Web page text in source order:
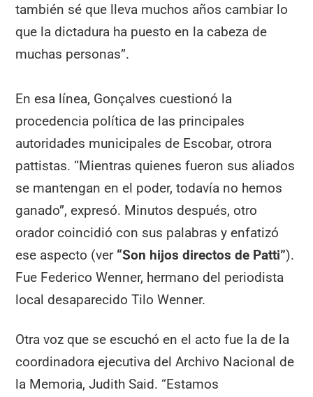
también sé que lleva muchos años cambiar lo
que la dictadura ha puesto en la cabeza de
muchas personas”.
En esa línea, Gonçalves cuestionó la
procedencia política de las principales
autoridades municipales de Escobar, otrora
pattistas. “Mientras quienes fueron sus aliados
se mantengan en el poder, todavía no hemos
ganado”, expresó. Minutos después, otro
orador coincidió con sus palabras y enfatizó
ese aspecto (ver “Son hijos directos de Patti”).
Fue Federico Wenner, hermano del periodista
local desaparecido Tilo Wenner.
Otra voz que se escuchó en el acto fue la de la
coordinadora ejecutiva del Archivo Nacional de
la Memoria, Judith Said. “Estamos